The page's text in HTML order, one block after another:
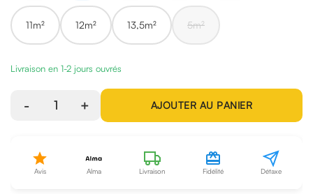
11m² 12m² 13,5m² 5m²
Livraison en 1-2 jours ouvrés
- 1 + AJOUTER AU PANIER
Avis Alma Livraison Fidélité Détaxe